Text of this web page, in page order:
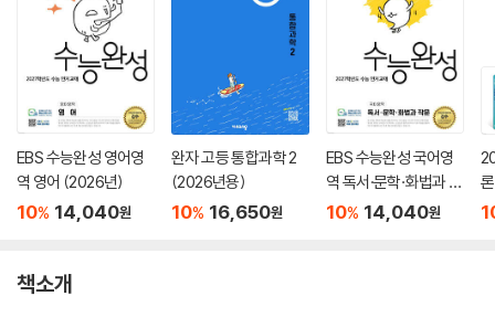
EBS 수능완성 영어영
역 영어 (2026년)
10% 14,040원
완자 고등 통합과학 2
(2026년용)
10% 16,650원
EBS 수능완성 국어영
역 독서·문학·화법과 작
문 (2026년)
10% 14,040원
(
책소개